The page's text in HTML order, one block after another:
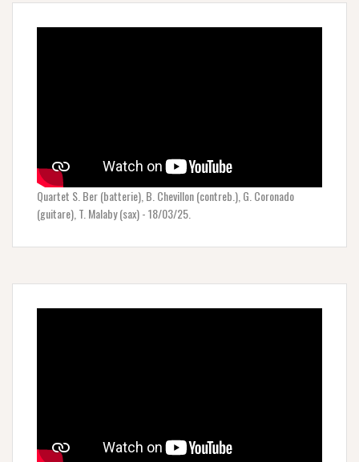
Quartet S. Ber (batterie), B. Chevillon (contreb.), G. Coronado
(guitare), T. Malaby (sax) - 18/03/25.